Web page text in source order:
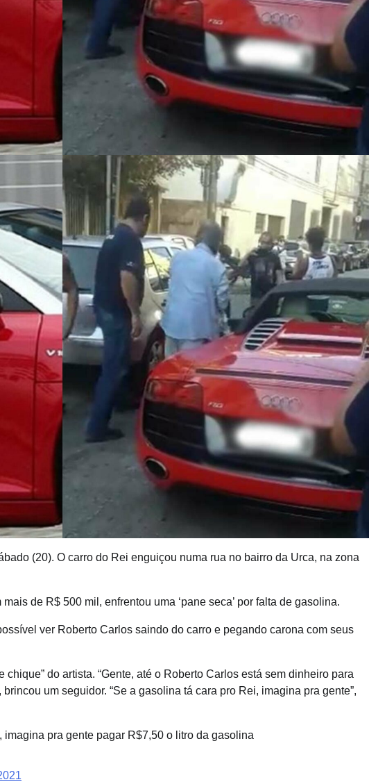
(20). O carro do Rei enguiçou numa rua no bairro da Urca, na zona
de R$ 500 mil, enfrentou uma ‘pane seca’ por falta de gasolina.
ver Roberto Carlos saindo do carro e pegando carona com seus
do artista. “Gente, até o Roberto Carlos está sem dinheiro para
um seguidor. “Se a gasolina tá cara pro Rei, imagina pra gente”,
pra gente pagar R$7,50 o litro da gasolina